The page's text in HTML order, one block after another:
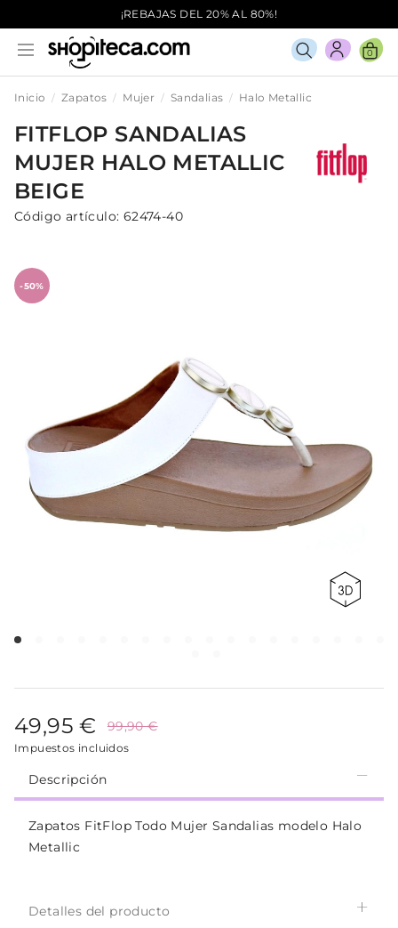
¡REBAJAS DEL 20% AL 80%!
0
Inicio Zapatos Mujer Sandalias Halo Metallic
FITFLOP SANDALIAS
MUJER HALO METALLIC
BEIGE
Código artículo: 62474-40
-50%
49,95 € 99,90 €
Impuestos incluidos
Descripción
Zapatos FitFlop Todo Mujer Sandalias modelo Halo
Metallic
Detalles del producto